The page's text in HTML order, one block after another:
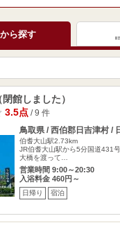
ら探す
館しました）
3.5点/ 9 件
鳥取県 / 西伯郡日吉津村 /
伯耆大山駅2.73km
JR伯耆大山駅から5分国道431
大橋を渡って…
営業時間 9:00～20:30
入浴料金 460円～
日帰り 宿泊